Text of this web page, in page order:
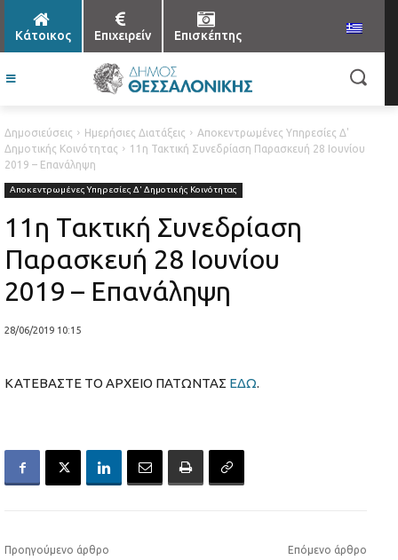
Κάτοικος Επιχειρείν Επισκέπτης
Δημοσιεύσεις Ημερήσιες Διατάξεις
Αποκεντρωμένες Υπηρεσίες Δ'
Δημοτικής Κοινότητας
11η Τακτική Συνεδρίαση Παρασκευή 28 Ιουνίου
2019 – Επανάληψη
Αποκεντρωμένες Υπηρεσίες Δ' Δημοτικής Κοινότητας
11η Τακτική Συνεδρίαση
Παρασκευή 28 Ιουνίου
2019 – Επανάληψη
28/06/2019 10:15
ΚΑΤΕΒΑΣΤΕ ΤΟ ΑΡΧΕΙΟ ΠΑΤΩΝΤΑΣ ΕΔΩ.
Προηγούμενο άρθρο Επόμενο άρθρο